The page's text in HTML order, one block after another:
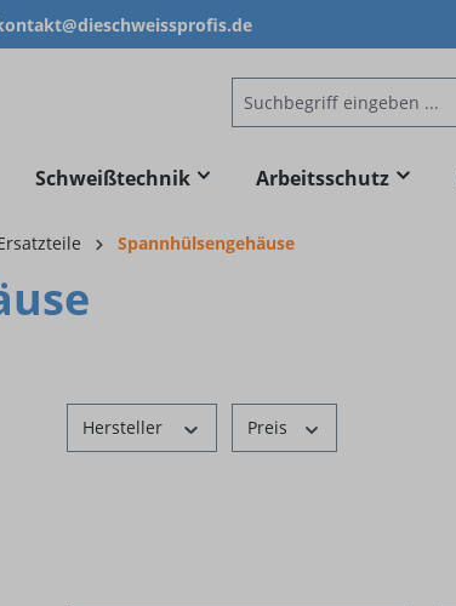
Schweißtechnik Arbeitsschutz
Spannhülsengehäuse
Hersteller Preis